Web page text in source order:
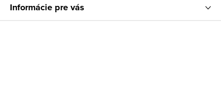
Informácie pre vás